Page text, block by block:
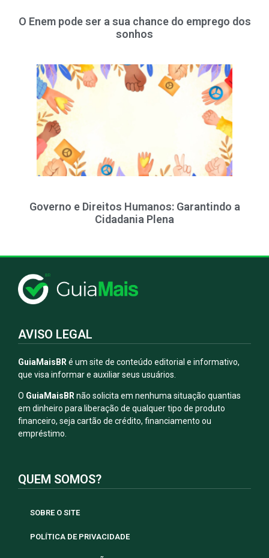
O Enem pode ser a sua chance do emprego dos
sonhos
Governo e Direitos Humanos: Garantindo a
Cidadania Plena
AVISO LEGAL
GuiaMaisBR é um site de conteúdo editorial e informativo,
que visa informar e auxiliar seus usuários.
O GuiaMaisBR não solicita em nenhuma situação quantias
em dinheiro para liberação de qualquer tipo de produto
financeiro, seja cartão de crédito, financiamento ou
empréstimo.
QUEM SOMOS?
SOBRE O SITE
POLÍTICA DE PRIVACIDADE